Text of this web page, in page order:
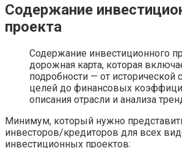
Содержание
проекта
Содержание инвестиционного
дорожная карта, которая
подробности — от исторической
целей до финансовых
описания отрасли и анализа
Минимум, который нужно
инвесторов/кредиторов для всех
инвестиционных проектов: